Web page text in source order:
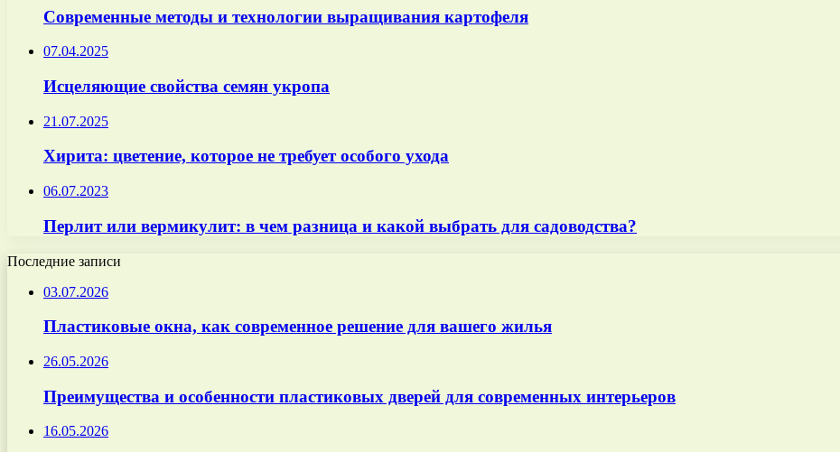
Современные методы и технологии выращивания картофеля
07.04.2025
Исцеляющие свойства семян укропа
21.07.2025
Хирита: цветение, которое не требует особого ухода
06.07.2023
Перлит или вермикулит: в чем разница и какой выбрать для садоводства?
Последние записи
03.07.2026
Пластиковые окна, как современное решение для вашего жилья
26.05.2026
Преимущества и особенности пластиковых дверей для современных интерьеров
16.05.2026